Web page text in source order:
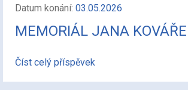
Datum konání: 03.05.2026
MEMORIÁL JANA
Číst celý příspěvek